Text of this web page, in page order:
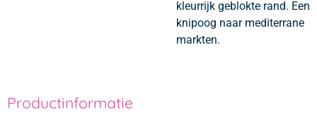
kleurrijk geblokte rand. Een
knipoog naar mediterrane
markten.
Productinformatie